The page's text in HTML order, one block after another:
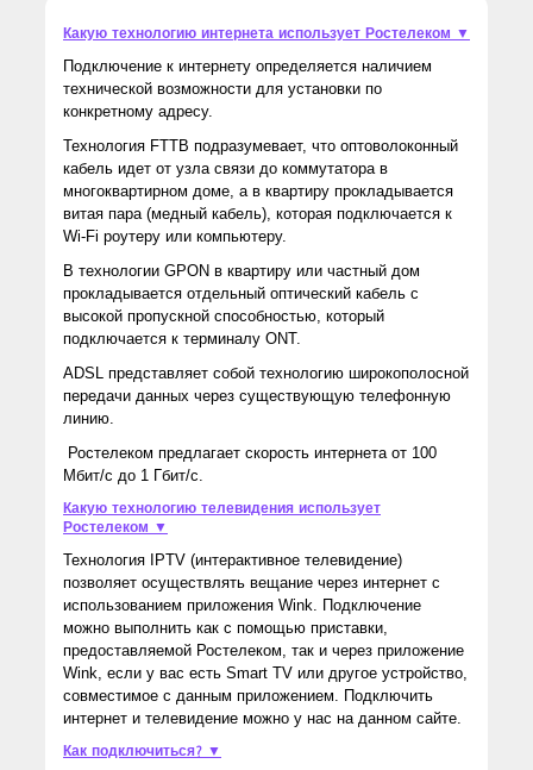
Какую технологию интернета использует Ростелеком ▼
Подключение к интернету определяется наличием
технической возможности для установки по
конкретному адресу.
Технология FTTB подразумевает, что оптоволоконный
кабель идет от узла связи до коммутатора в
многоквартирном доме, а в квартиру прокладывается
витая пара (медный кабель), которая подключается к
Wi-Fi роутеру или компьютеру.
В технологии GPON в квартиру или частный дом
прокладывается отдельный оптический кабель с
высокой пропускной способностью, который
подключается к терминалу ONT.
ADSL представляет собой технологию широкополосной
передачи данных через существующую телефонную
линию.
Ростелеком предлагает скорость интернета от 100
Мбит/с до 1 Гбит/с.
Какую технологию телевидения использует
Ростелеком ▼
Технология IPTV (интерактивное телевидение)
позволяет осуществлять вещание через интернет с
использованием приложения Wink. Подключение
можно выполнить как с помощью приставки,
предоставляемой Ростелеком, так и через приложение
Wink, если у вас есть Smart TV или другое устройство,
совместимое с данным приложением. Подключить
интернет и телевидение можно у нас на данном сайте.
Как подключиться? ▼